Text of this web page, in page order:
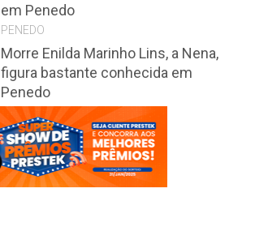
em Penedo
PENEDO
Morre Enilda Marinho Lins, a Nena,
figura bastante conhecida em
Penedo